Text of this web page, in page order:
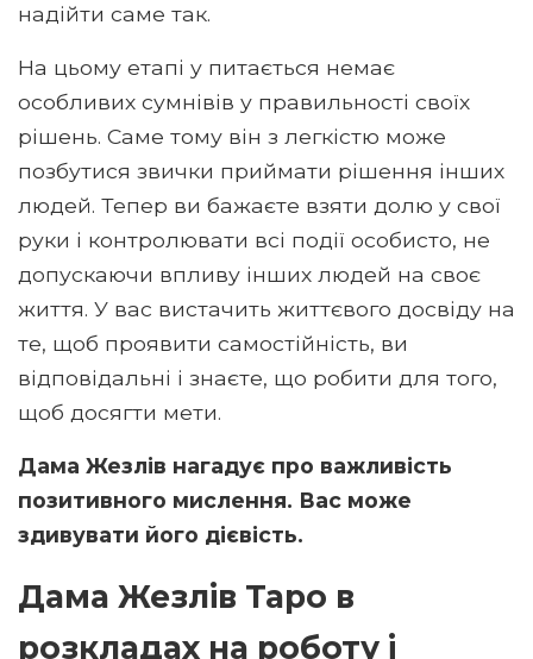
надійти саме так.
На цьому етапі у питається немає
особливих сумнівів у правильності своїх
рішень. Саме тому він з легкістю може
позбутися звички приймати рішення інших
людей. Тепер ви бажаєте взяти долю у свої
руки і контролювати всі події особисто, не
допускаючи впливу інших людей на своє
життя. У вас вистачить життєвого досвіду на
те, щоб проявити самостійність, ви
відповідальні і знаєте, що робити для того,
щоб досягти мети.
Дама Жезлів нагадує про важливість
позитивного мислення. Вас може
здивувати його дієвість.
Дама Жезлів Таро в
розкладах на роботу і